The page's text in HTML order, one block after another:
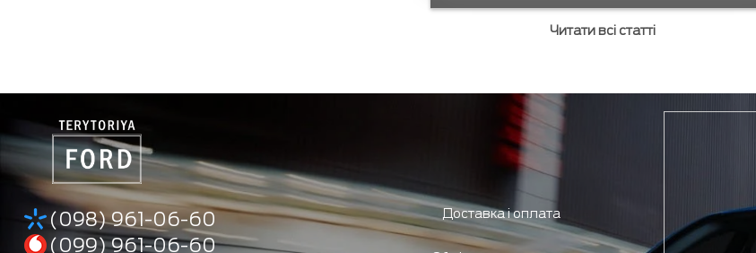
Читати всі статті
(098) 961-06-60
(099) 961-06-60
Доставка і оплата